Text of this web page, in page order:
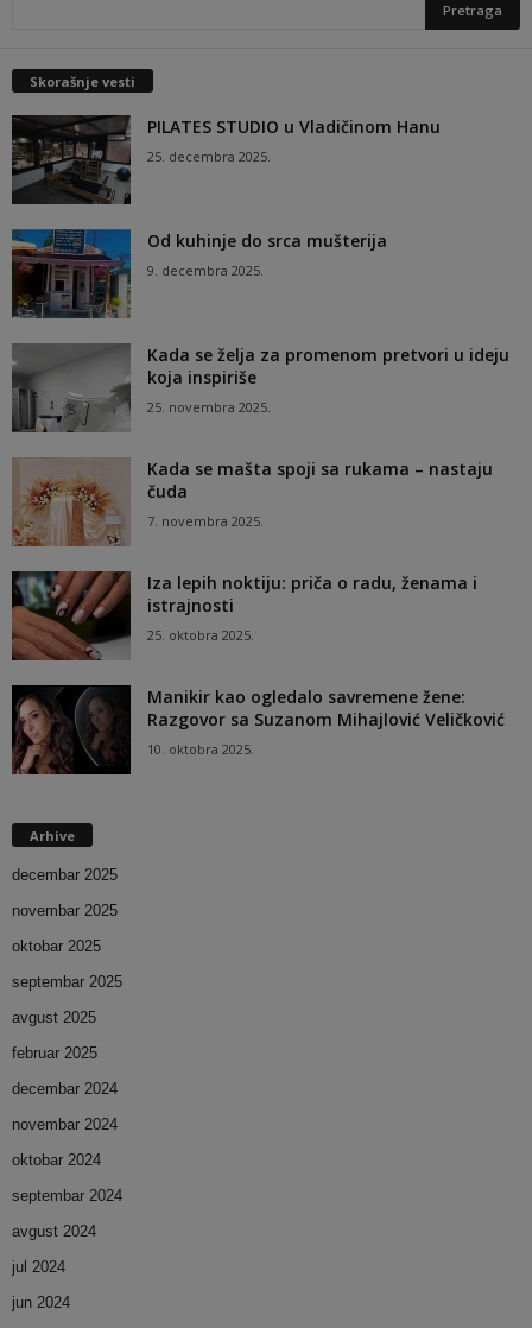
Skorašnje vesti
PILATES STUDIO u Vladičinom Hanu
25. decembra 2025.
Od kuhinje do srca mušterija
9. decembra 2025.
Kada se želja za promenom pretvori u ideju
koja inspiriše
25. novembra 2025.
Kada se mašta spoji sa rukama – nastaju
čuda
7. novembra 2025.
Iza lepih noktiju: priča o radu, ženama i
istrajnosti
25. oktobra 2025.
Manikir kao ogledalo savremene žene:
Razgovor sa Suzanom Mihajlović Veličković
10. oktobra 2025.
Arhive
decembar 2025
novembar 2025
oktobar 2025
septembar 2025
avgust 2025
februar 2025
decembar 2024
novembar 2024
oktobar 2024
septembar 2024
avgust 2024
jul 2024
jun 2024